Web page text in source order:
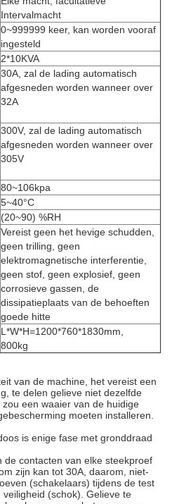
Intervalmacht
0~999999 keer, kan worden vooraf
ingesteld
2*10KVA
30A, zal de lading automatisch
afgesneden worden wanneer over
32A
300V, zal de lading automatisch
afgesneden worden wanneer over
305V
80~106kpa
5~40°C
(20~90) %RH
Vereist geen het hevige schudden,
geen trilling, geen
elektromagnetische interferentie,
geen stof, geen explosief, geen
corrosieve gassen, de
dissipatieplaats van de behoeften
goede hitte
L*W*H=1200*760*1830mm,
800kg
van de machine, het vereist een
te delen gelieve niet dezelfde
een waaier van de huidige
moeten installeren.
is enige fase met gronddraad
de contacten van elke steekproef
zijn kan tot 30A, daarom, niet-
(schakelaars) tijdens de test
(schok). Gelieve te